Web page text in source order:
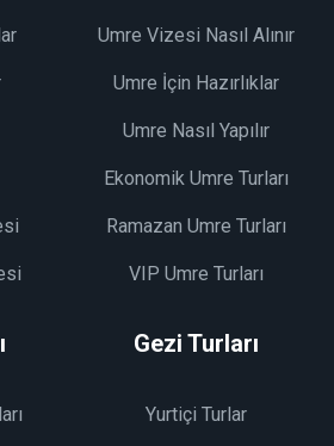
Umre Vizesi Nasıl Alınır
Umre İçin Hazırlıklar
Umre Nasıl Yapılır
Ekonomik Umre Turları
Ramazan Umre Turları
VIP Umre Turları
Gezi Turları
Yurtiçi Turlar